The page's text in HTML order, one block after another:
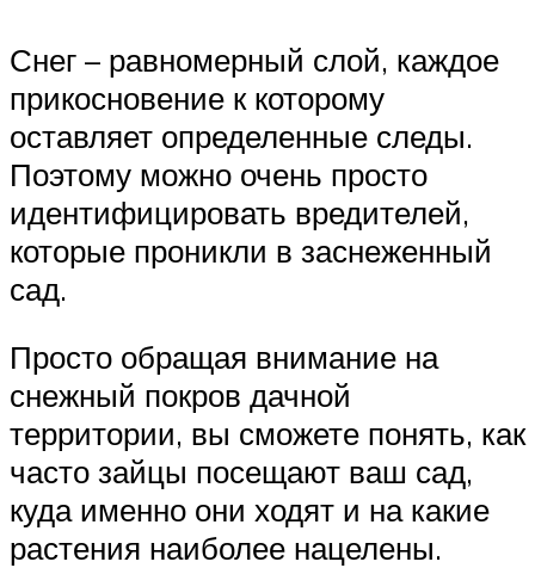
Снег – равномерный слой, каждое
прикосновение к которому
оставляет определенные следы.
Поэтому можно очень просто
идентифицировать вредителей,
которые проникли в заснеженный
сад.
Просто обращая внимание на
снежный покров дачной
территории, вы сможете понять, как
часто зайцы посещают ваш сад,
куда именно они ходят и на какие
растения наиболее нацелены.